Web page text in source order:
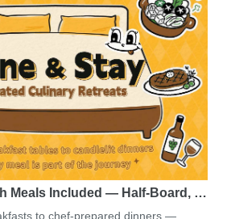
Meals Included — Half-Board, …
to chef-prepared dinners —